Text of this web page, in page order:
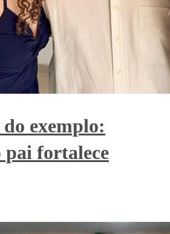
exemplo:
pai fortalece